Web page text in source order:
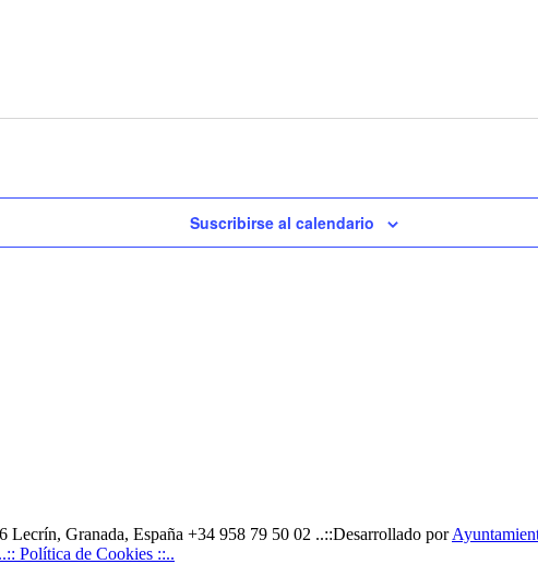
Suscribirse al calendario
Granada, España +34 958 79 50 02 ..::Desarrollado por
..:: Política de Cookies ::..